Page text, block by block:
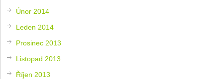
Únor 2014
Leden 2014
Prosinec 2013
Listopad 2013
Říjen 2013